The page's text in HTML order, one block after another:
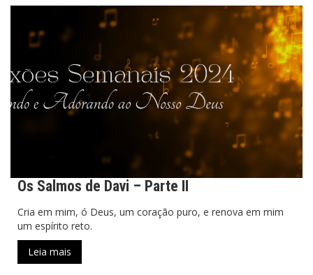
Os Salmos de Davi – Parte II
Cria em mim, ó Deus, um coração puro, e renova em mim
um espírito reto.
Leia mais